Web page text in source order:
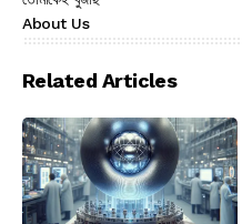
About Us
Related Articles